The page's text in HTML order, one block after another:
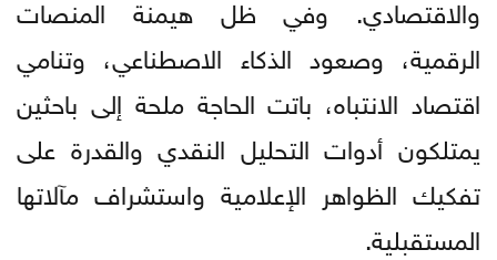
والاقتصادي. وفي ظل هيمنة المنصات
الرقمية، وصعود الذكاء الاصطناعي، وتنامي
اقتصاد الانتباه، باتت الحاجة ملحة إلى باحثين
يمتلكون أدوات التحليل النقدي والقدرة على
تفكيك الظواهر الإعلامية واستشراف مآلاتها
المستقبلية.